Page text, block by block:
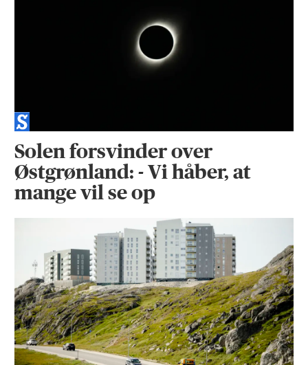
Solen forsvinder over
Østgrønland: - Vi håber, at
mange vil se op